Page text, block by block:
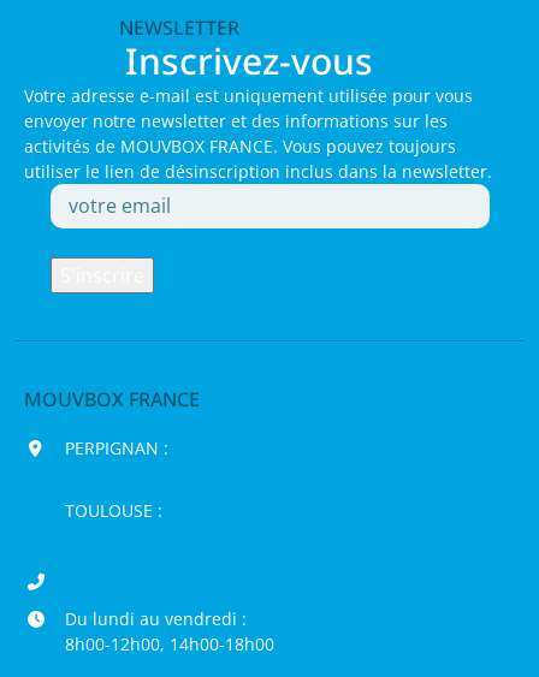
NEWSLETTER
Inscrivez-vous
Votre adresse e-mail est uniquement utilisée pour vous
envoyer notre newsletter et des informations sur les
activités de MOUVBOX FRANCE. Vous pouvez toujours
utiliser le lien de désinscription inclus dans la newsletter.
MOUVBOX FRANCE
PERPIGNAN :
TOULOUSE :
Du lundi au vendredi :
8h00-12h00, 14h00-18h00